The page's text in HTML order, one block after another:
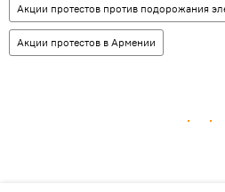
Акции протестов против подорожания
Акции протестов в Армении